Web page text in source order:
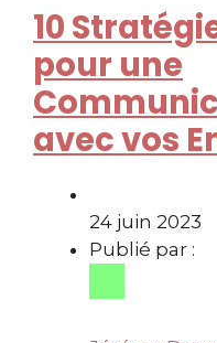
10
pour une
avec vos
24 juin 2023
Publié par :